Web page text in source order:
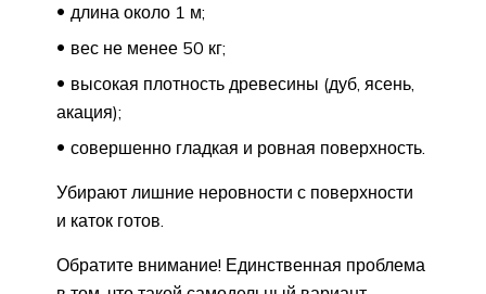
длина около 1 м;
вес не менее 50 кг;
высокая плотность древесины (дуб, ясень,
акация);
совершенно гладкая и ровная поверхность.
Убирают лишние неровности с поверхности
и каток готов.
Обратите внимание! Единственная проблема